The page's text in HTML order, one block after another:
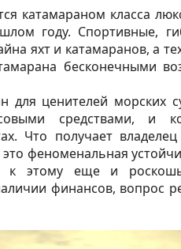
катамараном класса
году. Спортивные,
яхт и катамаранов, а
бесконечными
для ценителей морских
средствами, и
Что получает
феноменальная
к этому еще и роскошь
финансов, вопрос